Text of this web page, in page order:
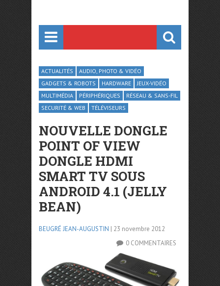
ACTUALITÉS
AUDIO, PHOTO & VIDÉO
GADGETS & ROBOTS
HARDWARE
JEUX-VIDÉO
MULTIMÉDIA
PÉRIPHÉRIQUES
RÉSEAU & SANS-FIL
SECURITÉ & WEB
TÉLÉVISEURS
NOUVELLE DONGLE
POINT OF VIEW
DONGLE HDMI
SMART TV SOUS
ANDROID 4.1 (JELLY
BEAN)
BEUGRÉ JEAN-AUGUSTIN | 23 novembre 2012
0 COMMENTAIRES